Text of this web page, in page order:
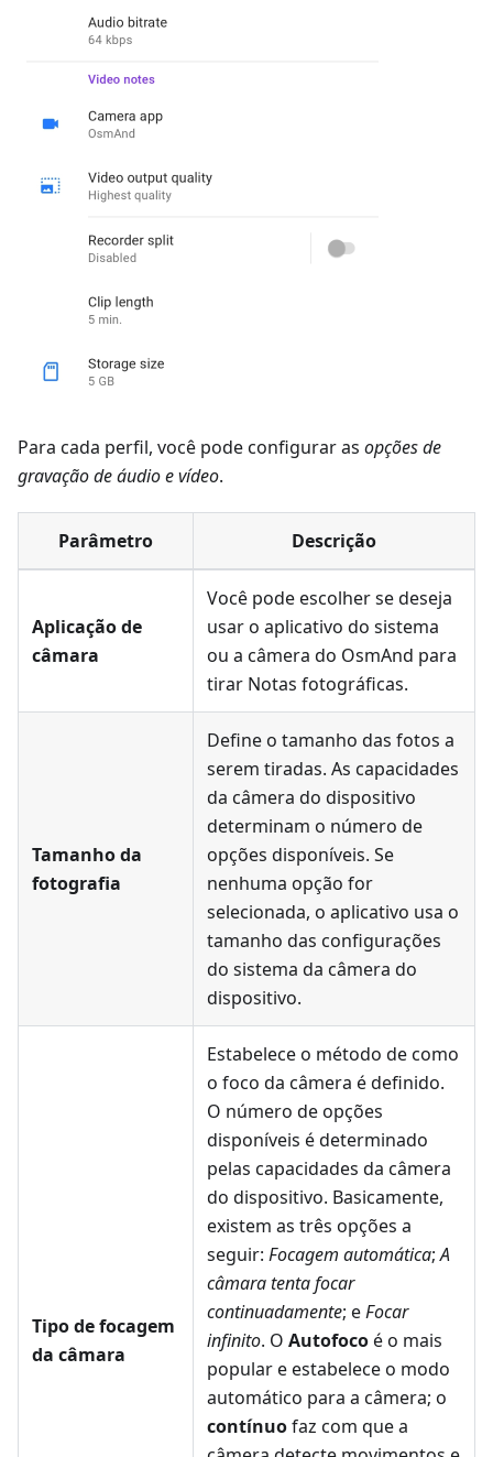
Para cada perfil, você pode configurar as opções de
gravação de áudio e vídeo.
Parâmetro Descrição
Aplicação de
câmara
Você pode escolher se deseja
usar o aplicativo do sistema
ou a câmera do OsmAnd para
tirar Notas fotográficas.
Tamanho da
fotografia
Define o tamanho das fotos a
serem tiradas. As capacidades
da câmera do dispositivo
determinam o número de
opções disponíveis. Se
nenhuma opção for
selecionada, o aplicativo usa o
tamanho das configurações
do sistema da câmera do
dispositivo.
Tipo de focagem
da câmara
Estabelece o método de como
o foco da câmera é definido.
O número de opções
disponíveis é determinado
pelas capacidades da câmera
do dispositivo. Basicamente,
existem as três opções a
seguir: Focagem automática;A
câmara tenta focar
continuadamente; eFocar
infinito. O Autofocoé o mais
popular e estabelece o modo
automático para a câmera; o
contínuofaz com que a